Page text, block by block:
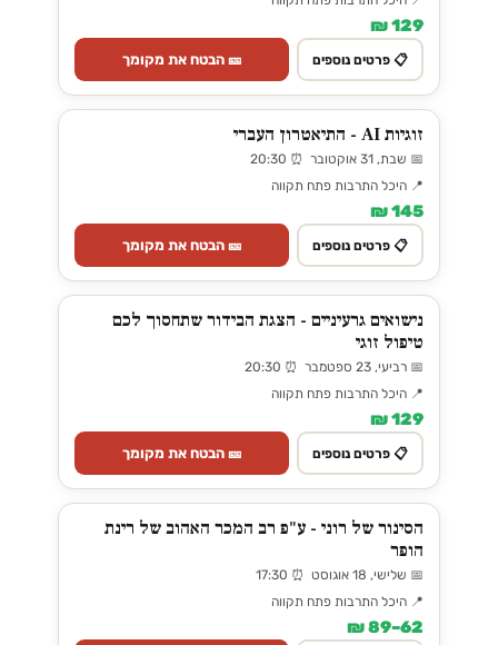
129 ₪
📋 פרטים נוספים 🎫 הבטח את מקומך
זוגיות AI - התיאטרון העברי
📅 שבת, 31 אוקטובר ⏰ 20:30
📍 היכל התרבות פתח תקווה
145 ₪
📋 פרטים נוספים 🎫 הבטח את מקומך
נישואים גרעיניים - הצגת הבידור שתחסוך לכם
טיפול זוגי
📅 רביעי, 23 ספטמבר ⏰ 20:30
📍 היכל התרבות פתח תקווה
129 ₪
📋 פרטים נוספים 🎫 הבטח את מקומך
הסינור של רוני - ע"פ רב המכר האהוב של רינת
הופר
📅 שלישי, 18 אוגוסט ⏰ 17:30
📍 היכל התרבות פתח תקווה
62–89 ₪